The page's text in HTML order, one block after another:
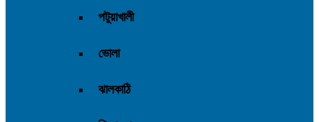
পটুয়াখালী
ভোলা
ঝালকাঠি